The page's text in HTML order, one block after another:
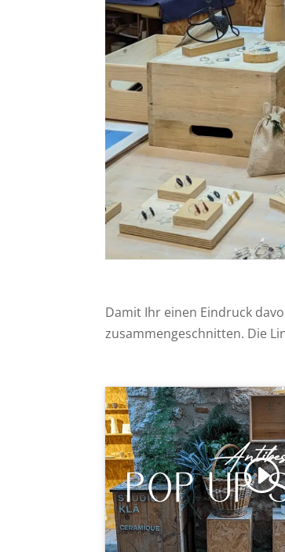
Damit Ihr einen Eindruck
zusammengeschnitten. Die
Click to accept
enable this